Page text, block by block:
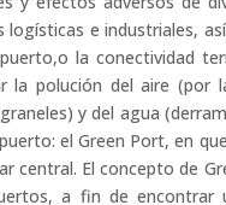
e industriales,
la conectividad
la polución del aire (por
y del agua
el Green Port, en
central. El concepto de
a fin de encontrar